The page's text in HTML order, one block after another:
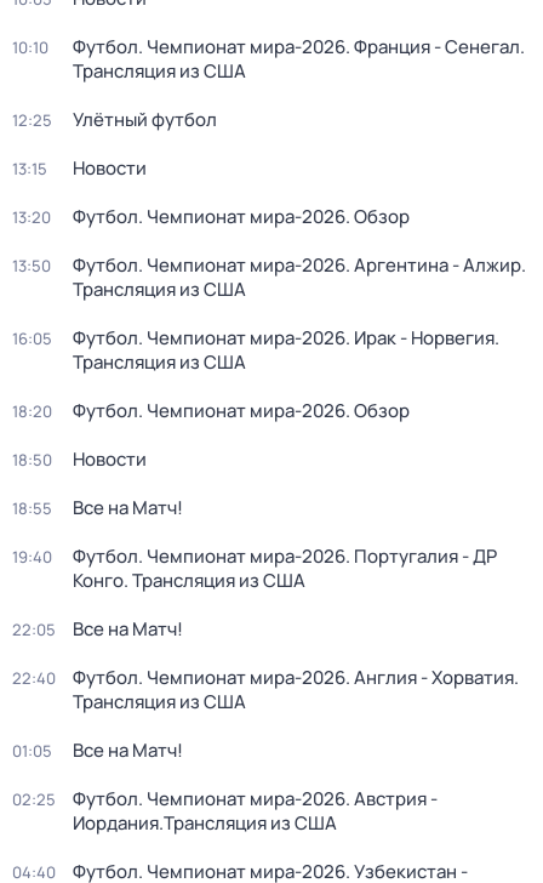
10:10
Футбол. Чемпионат мира-2026. Франция - Сенегал.
Трансляция из США
12:25 Улётный футбол
13:15 Новости
13:20 Футбол. Чемпионат мира-2026. Обзор
13:50
Футбол. Чемпионат мира-2026. Аргентина - Алжир.
Трансляция из США
16:05
Футбол. Чемпионат мира-2026. Ирак - Норвегия.
Трансляция из США
18:20 Футбол. Чемпионат мира-2026. Обзор
18:50 Новости
18:55 Все на Матч!
19:40
Футбол. Чемпионат мира-2026. Португалия - ДР
Конго. Трансляция из США
22:05 Все на Матч!
22:40
Футбол. Чемпионат мира-2026. Англия - Хорватия.
Трансляция из США
01:05 Все на Матч!
02:25
Футбол. Чемпионат мира-2026. Австрия -
Иордания.Трансляция из США
04:40 Футбол. Чемпионат мира-2026. Узбекистан -